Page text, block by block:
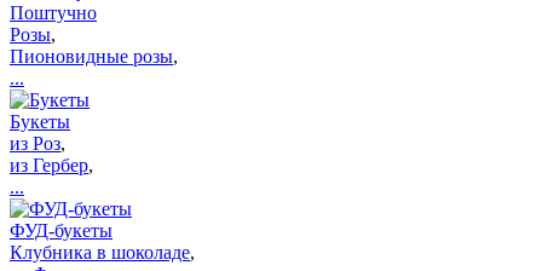
Поштучно
Розы,
Пионовидные розы,
...
Букеты
из Роз,
из Гербер,
...
ФУД-букеты
Клубника в шоколаде,